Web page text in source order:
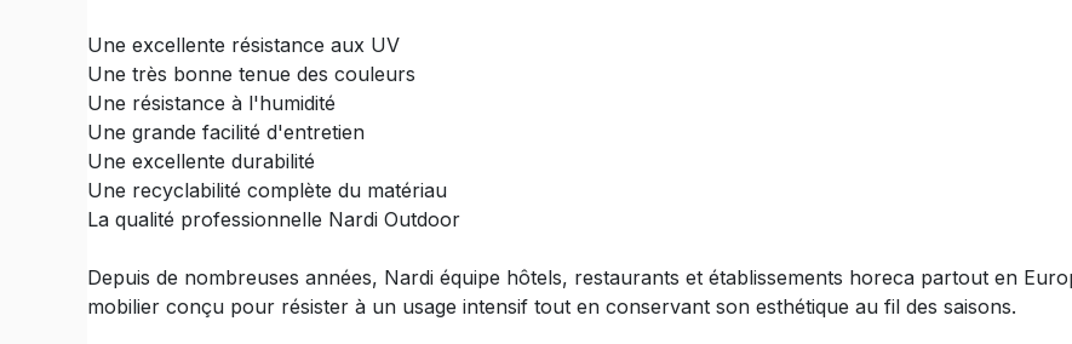
Une excellente résistance aux UV
Une très bonne tenue des couleurs
Une résistance à l'humidité
Une grande facilité d'entretien
Une excellente durabilité
Une recyclabilité complète du matériau
La qualité professionnelle Nardi Outdoor
Depuis de nombreuses années, Nardi équipe hôtels, restaurants et établissements horeca partout en
mobilier conçu pour résister à un usage intensif tout en conservant son esthétique au fil des saisons.